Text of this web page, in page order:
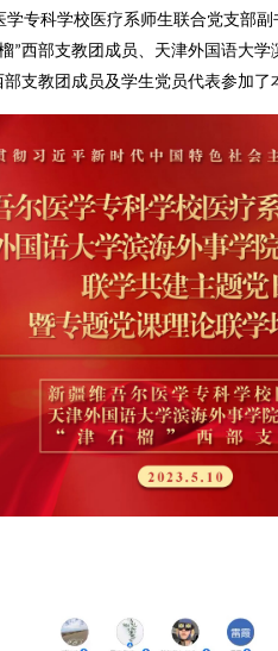
专科学校医疗系师生联合党支部副
”西部支教团成员、天津外国语大
部支教团成员及学生党员代表参加了